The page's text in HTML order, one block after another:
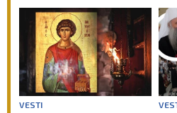
mislite
VESTI